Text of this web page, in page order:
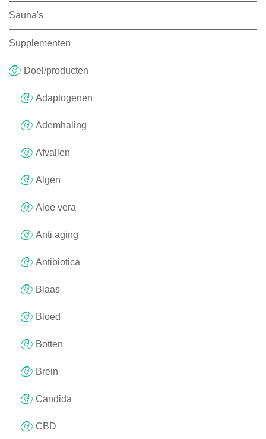
Sauna's
Supplementen
Doel/producten
Adaptogenen
Ademhaling
Afvallen
Algen
Aloe vera
Anti aging
Antibiotica
Blaas
Bloed
Botten
Brein
Candida
CBD